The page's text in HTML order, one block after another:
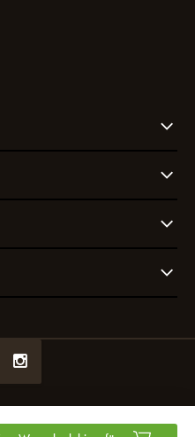
IdNr.:NL858964065B01